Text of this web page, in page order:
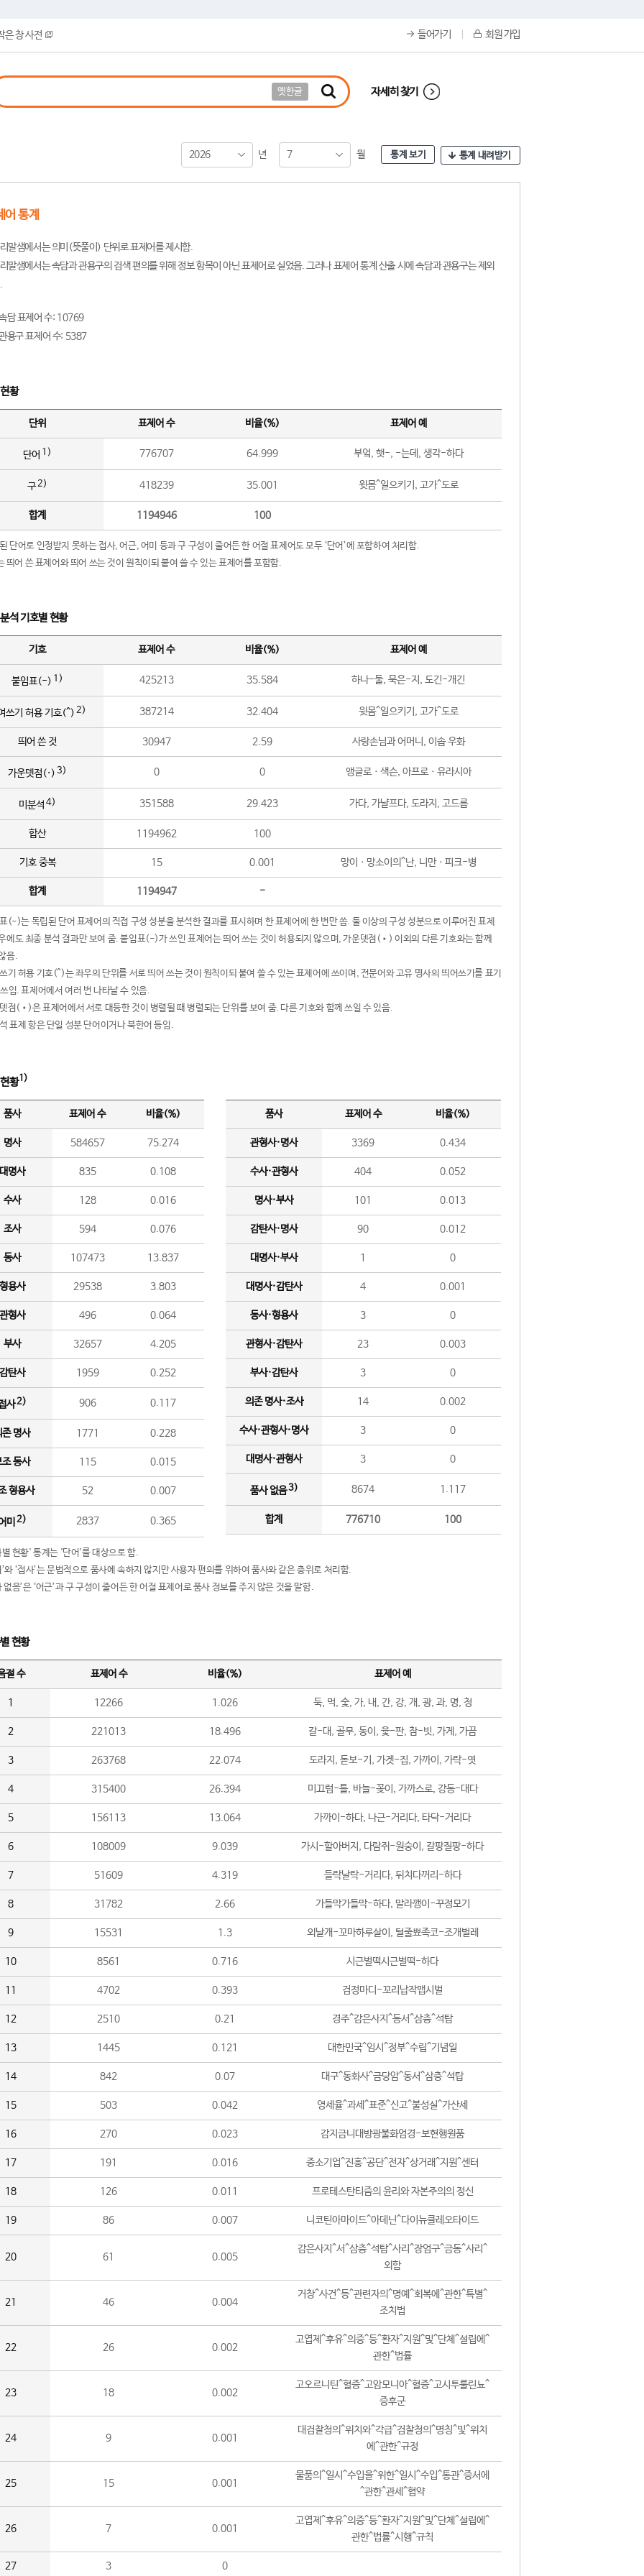
은 창 사전 들어가기 회원 가입
옛한글 자세히 찾기
2026 년 7 월 통계 보기 통계 내려받기
어 통계
말샘에서는 의미(뜻풀이) 단위로 표제어를 제시함.
말샘에서는 속담과 관용구의 검색 편의를 위해 정보 항목이 아닌 표제어로 실었음. 그러나 표제어 통계 산출 시에 속담과 관용구는 제외
담 표제어 수: 10769
용구 표제어 수: 5387
황
단위 표제어 수 비율(%) 표제어 예
단어 1) 776707 64.999 부엌, 햇-, -는데, 생각-하다
구2) 418239 35.001 윗몸^일으키기, 고가^도로
합계 1194946 100
단어로 인정받지 못하는 접사, 어근, 어미 등과 구 구성이 줄어든 한 어절 표제어도 모두 ‘단어’에 포함하여 처리함.
띄어 쓴 표제어와 띄어 쓰는 것이 원칙이되 붙여 쓸 수 있는 표제어를 포함함.
석 기호별 현황
기호 표제어 수 비율(%) 표제어 예
붙임표(-) 1) 425213 35.584 하나-둘, 묵은-지, 도긴-개긴
쓰기 허용 기호(^) 2) 387214 32.404 윗몸^일으키기, 고가^도로
띄어 쓴 것 30947 2.59 사랑손님과 어머니, 이솝 우화
가운뎃점(·) 3) 0 0 앵글로ㆍ색슨, 아프로ㆍ유라시아
미분석 4) 351588 29.423 가다, 가냘프다, 도라지, 고드름
합산 1194962 100
기호 중복 15 0.001 망이ㆍ망소이의^난, 니만ㆍ피크-병
합계 1194947 -
(-)는 독립된 단어 표제어의 직접 구성 성분을 분석한 결과를 표시하며 한 표제어에 한 번만 씀. 둘 이상의 구성 성분으로 이루어진 표제
에도 최종 분석 결과만 보여 줌. 붙임표(-)가 쓰인 표제어는 띄어 쓰는 것이 허용되지 않으며, 가운뎃점(•) 이외의 다른 기호와는 함께
음.
기 허용 기호(^)는 좌우의 단위를 서로 띄어 쓰는 것이 원칙이되 붙여 쓸 수 있는 표제어에 쓰이며, 전문어와 고유 명사의 띄어쓰기를 표기
임. 표제어에서 여러 번 나타날 수 있음.
점(•)은 표제어에서 서로 대등한 것이 병렬될 때 병렬되는 단위를 보여 줌. 다른 기호와 함께 쓰일 수 있음.
표제 항은 단일 성분 단어이거나 북한어 등임.
황1)
품사 표제어 수 비율(%)
명사 584657 75.274
명사 835 0.108
수사 128 0.016
조사 594 0.076
동사 107473 13.837
용사 29538 3.803
형사 496 0.064
부사 32657 4.205
탄사 1959 0.252
사2) 906 0.117
존 명사 1771 0.228
조 동사 115 0.015
형용사 52 0.007
미 2) 2837 0.365
품사 표제어 수 비율(%)
관형사·명사 3369 0.434
수사·관형사 404 0.052
명사·부사 101 0.013
감탄사·명사 90 0.012
대명사·부사 1 0
대명사·감탄사 4 0.001
동사·형용사 3 0
관형사·감탄사 23 0.003
부사·감탄사 3 0
의존 명사·조사 14 0.002
수사·관형사·명사 3 0
대명사·관형사 3 0
품사 없음3) 8674 1.117
합계 776710 100
현황' 통계는 '단어'를 대상으로 함.
와 ‘접사’는 문법적으로 품사에 속하지 않지만 사용자 편의를 위하여 품사와 같은 층위로 처리함.
없음’은 ‘어근’과 구 구성이 줄어든 한 어절 표제어로 품사 정보를 주지 않은 것을 말함.
현황
절 수 표제어 수 비율(%) 표제어 예
1 12266 1.026 둑, 먹, 숯, 가, 내, 간, 강, 개, 광, 과, 명, 청
2 221013 18.496 갈-대, 골무, 동이, 윷-판, 참-빗, 가게, 가끔
3 263768 22.074 도라지, 돋보-기, 가겟-집, 가까이, 가락-엿
4 315400 26.394 미끄럼-틀, 바늘-꽂이, 가까스로, 강동-대다
5 156113 13.064 가까이-하다, 나근-거리다, 타닥-거리다
6 108009 9.039 가시-할아버지, 다람쥐-원숭이, 갈팡질팡-하다
7 51609 4.319 들락날락-거리다, 뒤치다꺼리-하다
8 31782 2.66 가들막가들막-하다, 말라깽이-꾸정모기
9 15531 1.3 외날개-꼬마하루살이, 털줄뾰족코-조개벌레
10 8561 0.716 시근벌떡시근벌떡-하다
11 4702 0.393 검정마디-꼬리납작맵시벌
12 2510 0.21 경주^감은사지^동서^삼층^석탑
13 1445 0.121 대한민국^임시^정부^수립^기념일
14 842 0.07 대구^동화사^금당암^동서^삼층^석탑
15 503 0.042 영세율^과세^표준^신고^불성실^가산세
16 270 0.023 감지금니대방광불화엄경-보현행원품
17 191 0.016 중소기업^진흥^공단^전자^상거래^지원^센터
18 126 0.011 프로테스탄티즘의 윤리와 자본주의의 정신
19 86 0.007 니코틴아마이드^아데닌^다이뉴클레오타이드
20 61 0.005
감은사지^서^삼층^석탑^사리^장엄구^금동^사리^
외함
21 46 0.004
거창^사건^등^관련자의^명예^회복에^관한^특별^
조치법
22 26 0.002
고엽제^후유^의증^등^환자^지원^및^단체^설립에^
관한^법률
23 18 0.002
고오르니틴^혈증^고암모니아^혈증^고시투룰린뇨^
증후군
24 9 0.001
대검찰청의^위치와^각급^검찰청의^명칭^및^위치
에^관한^규정
25 15 0.001
물품의^일시^수입을^위한^일시^수입^통관^증서에
^관한^관세^협약
26 7 0.001
고엽제^후유^의증^등^환자^지원^및^단체^설립에^
관한^법률^시행^규칙
27 3 0